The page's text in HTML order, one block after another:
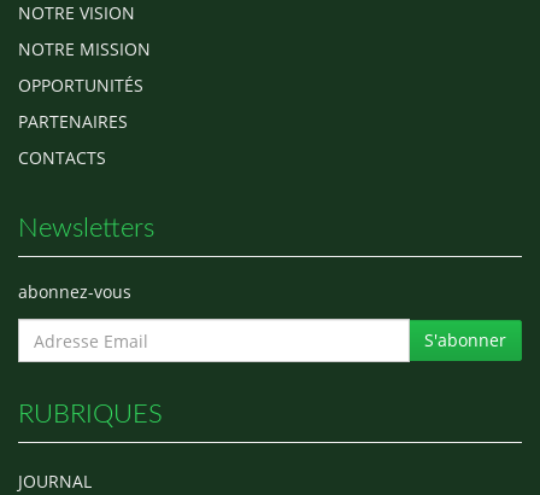
NOTRE VISION
NOTRE MISSION
OPPORTUNITÉS
PARTENAIRES
CONTACTS
Newsletters
abonnez-vous
S'abonner
RUBRIQUES
JOURNAL